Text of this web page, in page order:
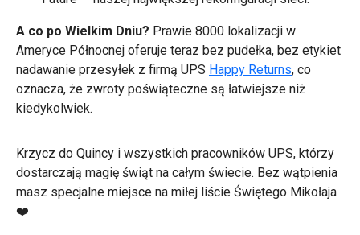
A co po Wielkim Dniu? Prawie 8000 lokalizacji w
Ameryce Północnej oferuje teraz bez pudełka, bez etykiet
nadawanie przesyłek z firmą UPS Happy Returns, co
oznacza, że zwroty poświąteczne są łatwiejsze niż
kiedykolwiek.
Krzycz do Quincy i wszystkich pracowników UPS, którzy
dostarczają magię świąt na całym świecie. Bez wątpienia
masz specjalne miejsce na miłej liście Świętego Mikołaja
❤️